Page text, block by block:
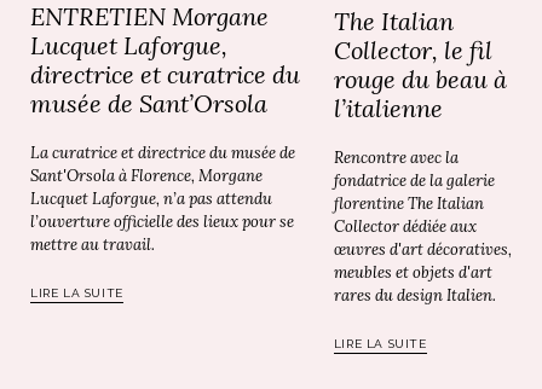
ENTRETIEN Morgane
Lucquet Laforgue,
directrice et curatrice du
musée de Sant’Orsola
La curatrice et directrice du musée de
Sant'Orsola à Florence, Morgane
Lucquet Laforgue, n’a pas attendu
l’ouverture officielle des lieux pour se
mettre au travail.
LIRE LA SUITE
The Italian
Collector, le fil
rouge du beau à
l’italienne
Rencontre avec la
fondatrice de la galerie
florentine The Italian
Collector dédiée aux
œuvres d'art décoratives,
meubles et objets d'art
rares du design Italien.
LIRE LA SUITE